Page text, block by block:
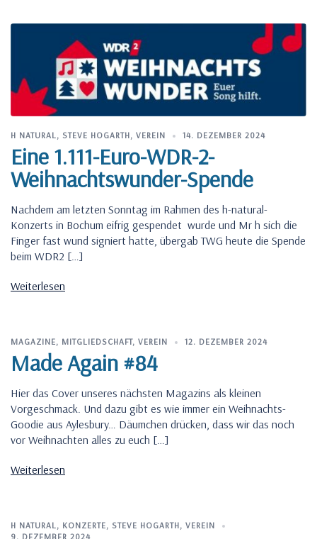
H NATURAL , STEVE HOGARTH, VEREIN 14. DEZEMBER 2024
Eine 1.111-Euro-WDR-2-
Weihnachtswunder-Spende
Nachdem am letzten Sonntag im Rahmen des h-natural-
Konzerts in Bochum eifrig gespendet wurde und Mr h sich die
Finger fast wund signiert hatte, übergab TWG heute die Spende
beim WDR2 […]
Weiterlesen
MAGAZINE, MITGLIEDSCHAFT, VEREIN 12. DEZEMBER 2024
Made Again #84
Hier das Cover unseres nächsten Magazins als kleinen
Vorgeschmack. Und dazu gibt es wie immer ein Weihnachts-
Goodie aus Aylesbury… Däumchen drücken, dass wir das noch
vor Weihnachten alles zu euch […]
Weiterlesen
H NATURAL , KONZERTE, STEVE HOGARTH, VEREIN
9. DEZEMBER 2024